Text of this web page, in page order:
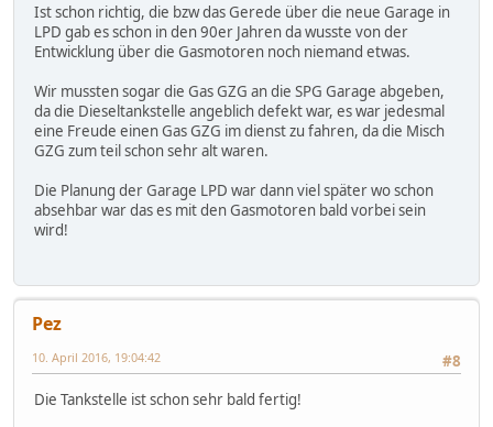
Ist schon richtig, die bzw das Gerede über die neue Garage in
LPD gab es schon in den 90er Jahren da wusste von der
Entwicklung über die Gasmotoren noch niemand etwas.
Wir mussten sogar die Gas GZG an die SPG Garage abgeben,
da die Dieseltankstelle angeblich defekt war, es war jedesmal
eine Freude einen Gas GZG im dienst zu fahren, da die Misch
GZG zum teil schon sehr alt waren.
Die Planung der Garage LPD war dann viel später wo schon
absehbar war das es mit den Gasmotoren bald vorbei sein
wird!
Pez
#8
10. April 2016, 19:04:42
Die Tankstelle ist schon sehr bald fertig!